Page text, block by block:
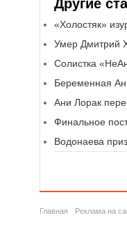
Другие
«Холостяк»
Умер Дмитрий
Солистка
Беременная
Ани Лорак
Финальное
Водонаева
Главная Реклама на